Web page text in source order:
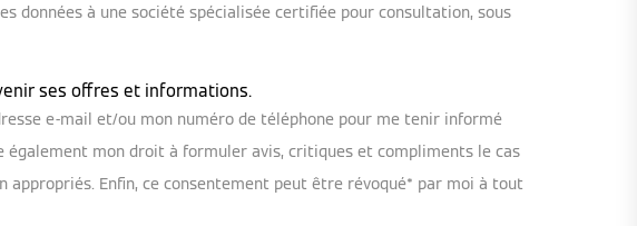
données à une société spécialisée certifiée pour consultation, sous
ses offres et informations.
e-mail et/ou mon numéro de téléphone pour me tenir informé
également mon droit à formuler avis, critiques et compliments le cas
appropriés. Enfin, ce consentement peut être révoqué* par moi à tout